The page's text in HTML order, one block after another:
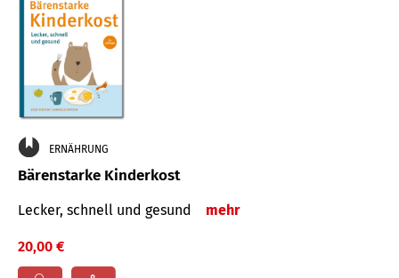
ERNÄHRUNG
Bärenstarke Kinderkost
Lecker, schnell und gesund mehr
20,00 €